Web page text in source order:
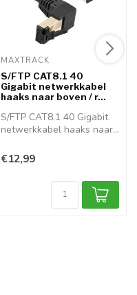
MAXTRACK
S/FTP CAT8.1 40
Gigabit netwerkkabel
haaks naar boven / r...
S/FTP CAT8.1 40 Gigabit
netwerkkabel haaks naar
€12,99